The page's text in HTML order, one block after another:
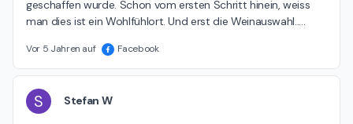
geschaffen wurde. Schon vom ersten Schritt hinein, weiss
man dies ist ein Wohlfühlort. Und erst die Weinauswahl.....
Vor 5 Jahren auf Facebook
S Stefan W